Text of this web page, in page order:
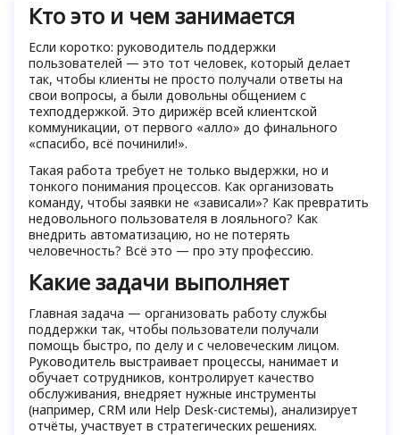
Кто это и чем занимается
Если коротко: руководитель поддержки
пользователей — это тот человек, который делает
так, чтобы клиенты не просто получали ответы на
свои вопросы, а были довольны общением с
техподдержкой. Это дирижёр всей клиентской
коммуникации, от первого «алло» до финального
«спасибо, всё починили!».
Такая работа требует не только выдержки, но и
тонкого понимания процессов. Как организовать
команду, чтобы заявки не «зависали»? Как превратить
недовольного пользователя в лояльного? Как
внедрить автоматизацию, но не потерять
человечность? Всё это — про эту профессию.
Какие задачи выполняет
Главная задача — организовать работу службы
поддержки так, чтобы пользователи получали
помощь быстро, по делу и с человеческим лицом.
Руководитель выстраивает процессы, нанимает и
обучает сотрудников, контролирует качество
обслуживания, внедряет нужные инструменты
(например, CRM или Help Desk-системы), анализирует
отчёты, участвует в стратегических решениях.